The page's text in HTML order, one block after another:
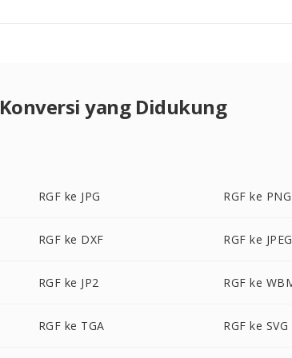
Konversi yang Didukung
RGF ke JPG RGF ke PNG
RGF ke DXF RGF ke JPEG
RGF ke JP2 RGF ke
RGF ke TGA RGF ke SVG